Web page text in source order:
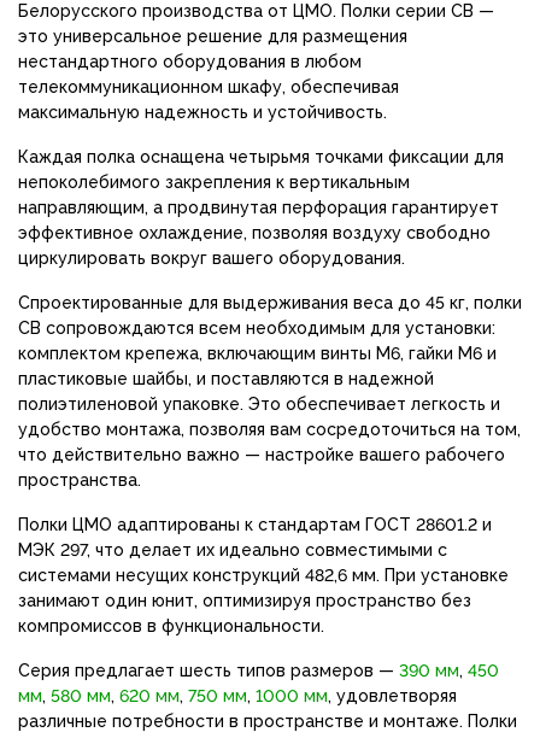
Белорусского производства от ЦМО. Полки серии СВ —
это универсальное решение для размещения
нестандартного оборудования в любом
телекоммуникационном шкафу, обеспечивая
максимальную надежность и устойчивость.
Каждая полка оснащена четырьмя точками фиксации для
непоколебимого закрепления к вертикальным
направляющим, а продвинутая перфорация гарантирует
эффективное охлаждение, позволяя воздуху свободно
циркулировать вокруг вашего оборудования.
Спроектированные для выдерживания веса до 45 кг, полки
СВ сопровождаются всем необходимым для установки:
комплектом крепежа, включающим винты М6, гайки М6 и
пластиковые шайбы, и поставляются в надежной
полиэтиленовой упаковке. Это обеспечивает легкость и
удобство монтажа, позволяя вам сосредоточиться на том,
что действительно важно — настройке вашего рабочего
пространства.
Полки ЦМО адаптированы к стандартам ГОСТ 28601.2 и
МЭК 297, что делает их идеально совместимыми с
системами несущих конструкций 482,6 мм. При установке
занимают один юнит, оптимизируя пространство без
компромиссов в функциональности.
Серия предлагает шесть типов размеров — 390 мм, 450
мм, 580 мм, 620 мм, 750 мм, 1000 мм, удовлетворяя
различные потребности в пространстве и монтаже. Полки